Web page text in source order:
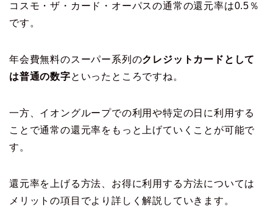
コスモ・ザ・カード・オーパスの通常の還元率は0.5％
です。
年会費無料のスーパー系列のクレジットカードとして
は普通の数字といったところですね。
一方、イオングループでの利用や特定の日に利用する
ことで通常の還元率をもっと上げていくことが可能で
す。
還元率を上げる方法、お得に利用する方法については
メリットの項目でより詳しく解説していきます。